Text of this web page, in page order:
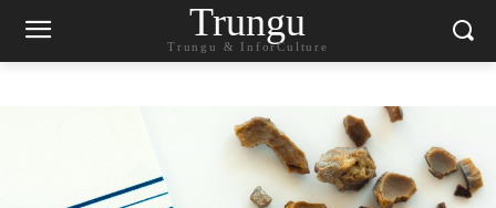
Trungu
Trungu & InforCulture